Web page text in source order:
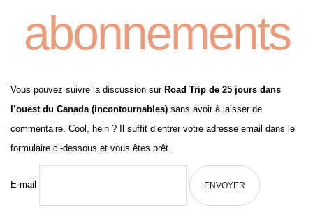
abonnements
Vous pouvez suivre la discussion sur Road Trip de 25 jours dans
l’ouest du Canada (incontournables) sans avoir à laisser de
commentaire. Cool, hein ? Il suffit d’entrer votre adresse email dans le
formulaire ci-dessous et vous êtes prêt.
E-mail